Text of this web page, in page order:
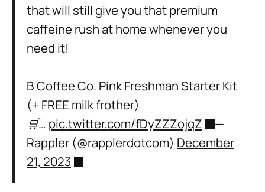
that will still give you that premium
caffeine rush at home whenever you
need it!
B Coffee Co. Pink Freshman Starter Kit
(+ FREE milk frother)
🛒… pic.twitter.com/fDyZZZojqZ
—
Rappler (@rapplerdotcom) December
21, 2023